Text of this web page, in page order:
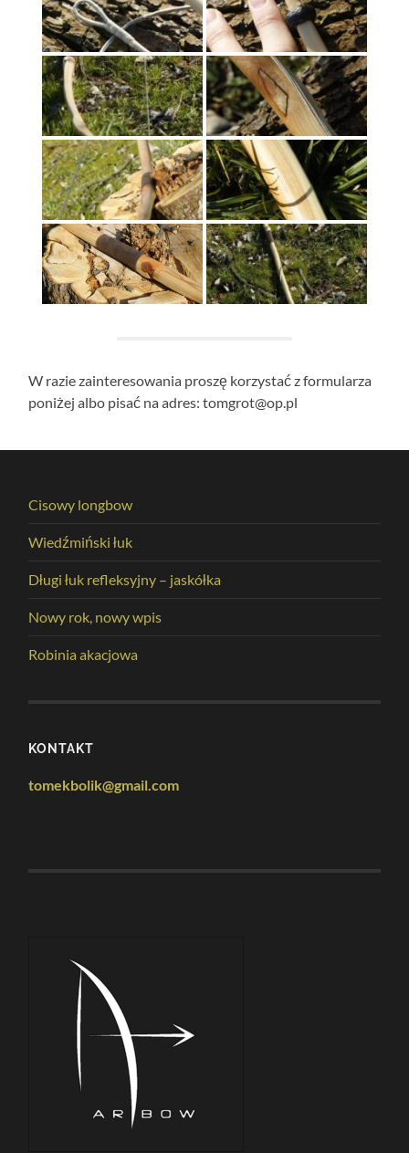
W razie zainteresowania proszę korzystać z formularza
poniżej albo pisać na adres: tomgrot@op.pl
Cisowy longbow
Wiedźmiński łuk
Długi łuk refleksyjny – jaskółka
Nowy rok, nowy wpis
Robinia akacjowa
KONTAKT
tomekbolik@gmail.com